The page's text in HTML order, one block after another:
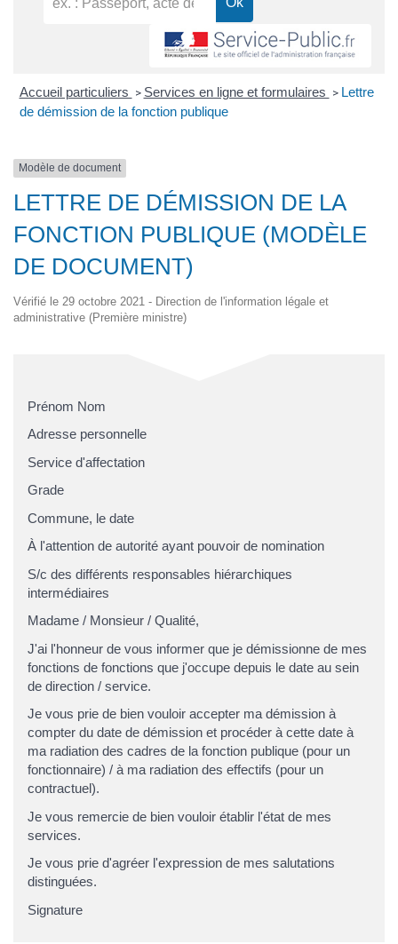
Accueil particuliers > Services en ligne et formulaires > Lettre
de démission de la fonction publique
Modèle de document
LETTRE DE DÉMISSION DE LA
FONCTION PUBLIQUE (MODÈLE
DE DOCUMENT)
Vérifié le 29 octobre 2021 - Direction de l'information légale et
administrative (Première ministre)
Prénom Nom
Adresse personnelle
Service d'affectation
Grade
Commune, le date
À l'attention de autorité ayant pouvoir de nomination
S/c des différents responsables hiérarchiques
intermédiaires
Madame / Monsieur / Qualité,
J'ai l'honneur de vous informer que je démissionne de mes
fonctions de fonctions que j'occupe depuis le date au sein
de direction / service.
Je vous prie de bien vouloir accepter ma démission à
compter du date de démission et procéder à cette date à
ma radiation des cadres de la fonction publique (pour un
fonctionnaire) / à ma radiation des effectifs (pour un
contractuel).
Je vous remercie de bien vouloir établir l'état de mes
services.
Je vous prie d'agréer l'expression de mes salutations
distinguées.
Signature